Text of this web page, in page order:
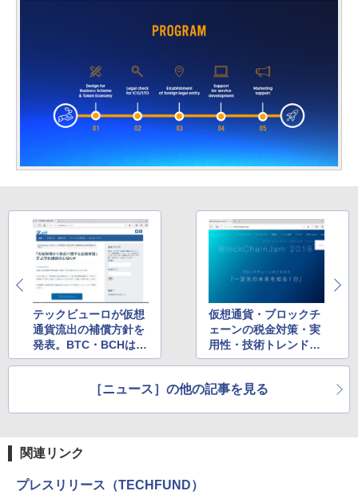
テックビューロが仮想
通貨流出の補償方針を
発表。BTC・BCHは同
額、MONAは6割を同
仮想通貨・ブロックチ
ェーンの税金対策・実
用性・技術トレンドが
分かる「BlockChainJ
［ニュース］の他の記事を見る
関連リンク
プレスリリース（TECHFUND）